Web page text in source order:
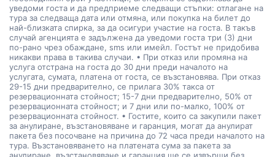
уведоми госта и да предприеме следващи стъпки: отлагане на
тура за следваща дата или отмяна, или покупка на билет до
най-близката спирка, за да осигури участие на госта. В такъв
случай агенцията е задължена да уведоми госта три (3) дни
по-рано чрез обаждане, sms или имейл. Гостът не придобива
никакви права в такива случаи. • При отказ или промяна на
услуга отстрана на госта до 30 дни преди началото на
услугата, сумата, платена от госта, се възстановява. При отказ
29-15 дни предварително, се прилага 30% такса от
резервационната стойност; 15-7 дни предварително, 50% от
резервационната стойност; и 7 дни или по-малко, 100% от
резервационната стойност. • Гостите, които са закупили пакет
за анулиране, възстановяване и гаранция, могат да анулират
пакета без посочване на причина до 72 часа преди началото на
тура. Възстановяването на платената сума за пакета за